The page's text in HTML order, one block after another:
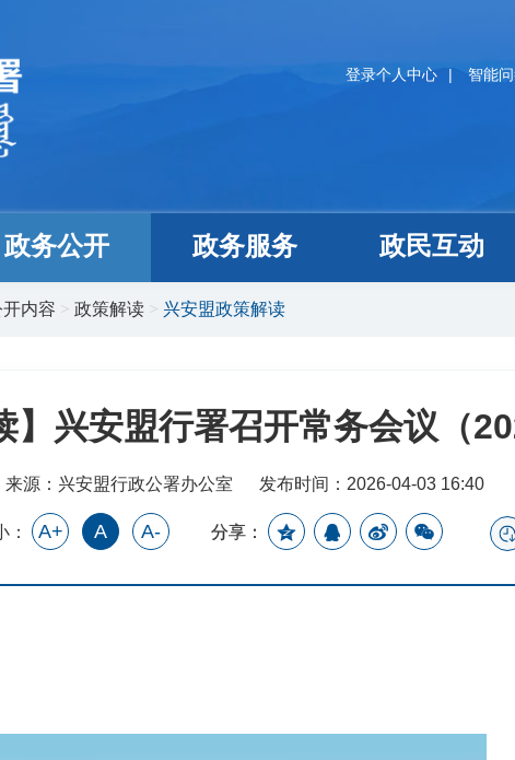
登录个人中心 | 智能
政务公开 政务服务 政民互动
内容 > 政策解读 > 兴安盟政策解读
】兴安盟行署召开常务会议（
来源：兴安盟行政公署办公室 发布时间：2026-04-03 16:40
： A+ A A- 分享：